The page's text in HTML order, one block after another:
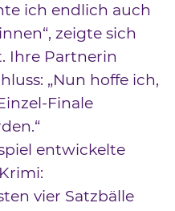
ich endlich auch
zeigte sich
Ihre Partnerin
„Nun hoffe ich,
Finale
entwickelte
vier Satzbälle